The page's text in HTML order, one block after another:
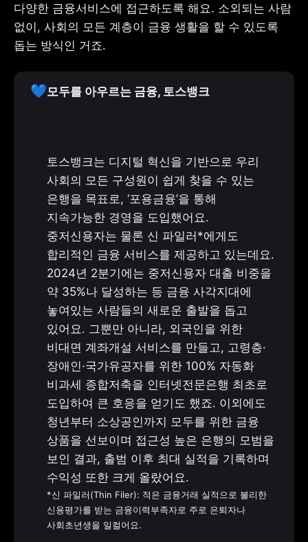
다양한 금융서비스에 접근하도록 해요. 소외되는 사람
없이, 사회의 모든 계층이 금융 생활을 할 수 있도록
돕는 방식인 거죠.
💙모두를 아우르는 금융, 토스뱅크
토스뱅크는 디지털 혁신을 기반으로 우리
사회의 모든 구성원이 쉽게 찾을 수 있는
은행을 목표로, ‘포용금융’을 통해
지속가능한 경영을 도입했어요.
중저신용자는 물론 신 파일러*에게도
합리적인 금융 서비스를 제공하고 있는데요.
2024년 2분기에는 중저신용자 대출 비중을
약 35%나 달성하는 등 금융 사각지대에
놓여있는 사람들의 새로운 출발을 돕고
있어요. 그뿐만 아니라, 외국인을 위한
비대면 계좌개설 서비스를 만들고, 고령층·
장애인·국가유공자를 위한 100% 자동화
비과세 종합저축을 인터넷전문은행 최초로
도입하여 큰 호응을 얻기도 했죠. 이외에도
청년부터 소상공인까지 모두를 위한 금융
상품을 선보이며 접근성 높은 은행의 모범을
보인 결과, 출범 이후 최대 실적을 기록하며
*신 파일러(Thin Filer): 적은 금융거래 실적으로 불리한
신용평가를 받는 금융이력부족자로 주로 은퇴자나
사회초년생을 일컬어요.